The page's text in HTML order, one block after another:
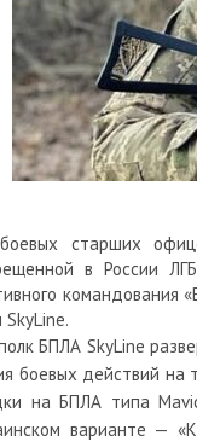
старших
в России
командования
БПЛА SkyLine
боевых действий на
на БПЛА типа
варианте —